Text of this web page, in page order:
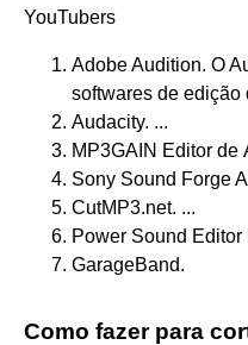
YouTubers
Adobe Audition. O
softwares de edição
Audacity. ...
MP3GAIN Editor de
Sony Sound Forge
CutMP3.net. ...
Power Sound Editor
GarageBand.
Como fazer para